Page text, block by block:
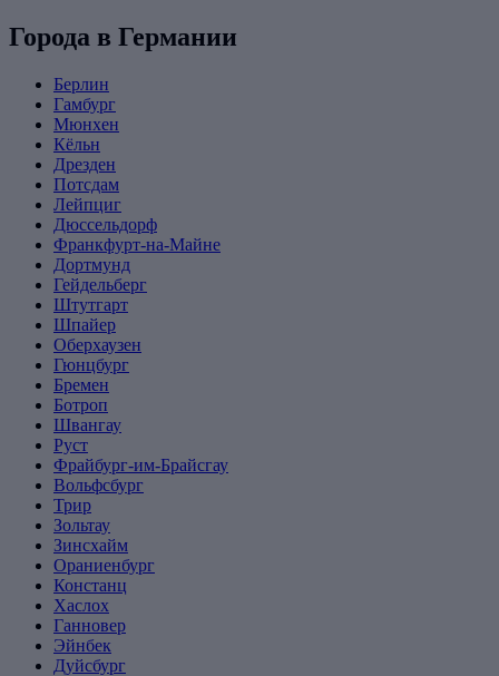
Города в Германии
Берлин
Гамбург
Мюнхен
Кёльн
Дрезден
Потсдам
Лейпциг
Дюссельдорф
Франкфурт-на-Майне
Дортмунд
Гейдельберг
Штутгарт
Шпайер
Оберхаузен
Гюнцбург
Бремен
Ботроп
Швангау
Руст
Фрайбург-им-Брайсгау
Вольфсбург
Трир
Зольтау
Зинсхайм
Ораниенбург
Констанц
Хаслох
Ганновер
Эйнбек
Дуйсбург